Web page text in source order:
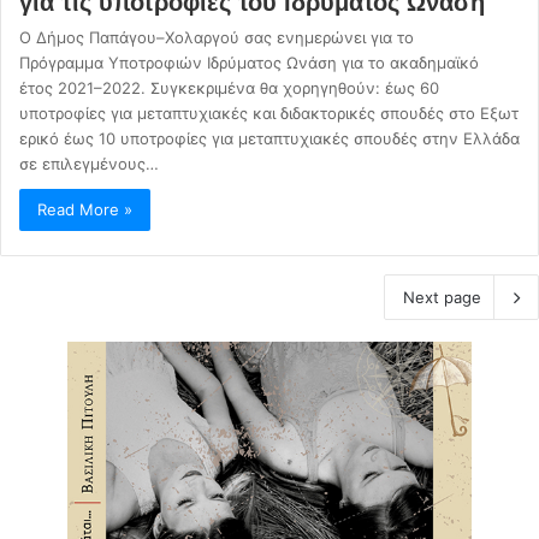
Ο Δήμος Παπάγου–Χολαργού σας ενημερώνει για το
Πρόγραμμα Υποτροφιών Ιδρύματος Ωνάση για το ακαδημαϊκό
έτος 2021–2022. Συγκεκριμένα θα χορηγηθούν: έως 60
υποτροφίες για μεταπτυχιακές και διδακτορικές σπουδές στο Εξωτ
ερικό έως 10 υποτροφίες για μεταπτυχιακές σπουδές στην Ελλάδα
σε επιλεγμένους…
Read More »
Next page